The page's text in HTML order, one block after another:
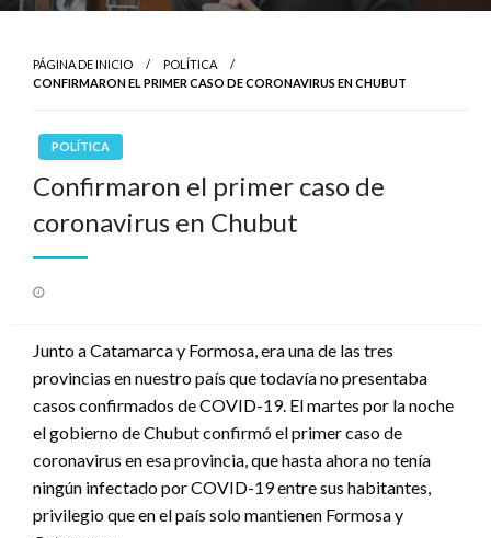
PÁGINA DE INICIO
POLÍTICA
CONFIRMARON EL PRIMER CASO DE CORONAVIRUS EN CHUBUT
POLÍTICA
Confirmaron el primer caso de
coronavirus en Chubut
Junto a Catamarca y Formosa, era una de las tres
provincias en nuestro país que todavía no presentaba
casos confirmados de COVID-19. El martes por la noche
el gobierno de Chubut confirmó el primer caso de
coronavirus en esa provincia, que hasta ahora no tenía
ningún infectado por COVID-19 entre sus habitantes,
privilegio que en el país solo mantienen Formosa y